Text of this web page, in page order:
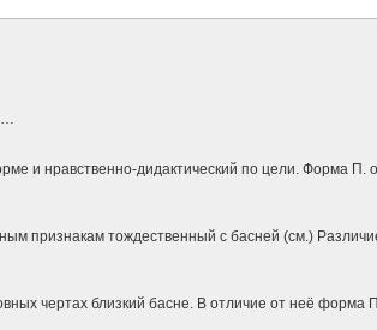
и нравственно-дидактический по цели. Форма П.
признакам тождественный с басней (см.)
чертах близкий басне. В отличие от неё форма